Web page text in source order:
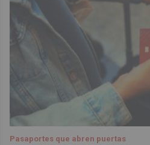
Pasaportes que abren puertas